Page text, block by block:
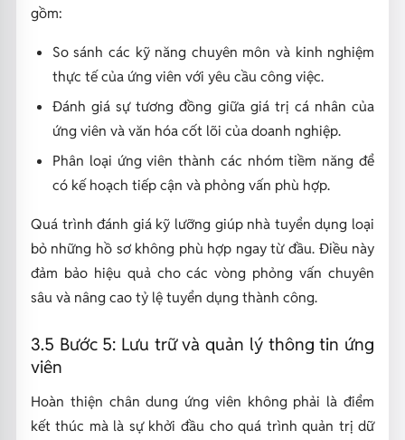
gồm:
So sánh các kỹ năng chuyên môn và kinh nghiệm
thực tế của ứng viên với yêu cầu công việc.
Đánh giá sự tương đồng giữa giá trị cá nhân của
ứng viên và văn hóa cốt lõi của doanh nghiệp.
Phân loại ứng viên thành các nhóm tiềm năng để
có kế hoạch tiếp cận và phỏng vấn phù hợp.
Quá trình đánh giá kỹ lưỡng giúp nhà tuyển dụng loại
bỏ những hồ sơ không phù hợp ngay từ đầu. Điều này
đảm bảo hiệu quả cho các vòng phỏng vấn chuyên
sâu và nâng cao tỷ lệ tuyển dụng thành công.
3.5 Bước 5: Lưu trữ và quản lý thông tin ứng
viên
Hoàn thiện chân dung ứng viên không phải là điểm
kết thúc mà là sự khởi đầu cho quá trình quản trị dữ